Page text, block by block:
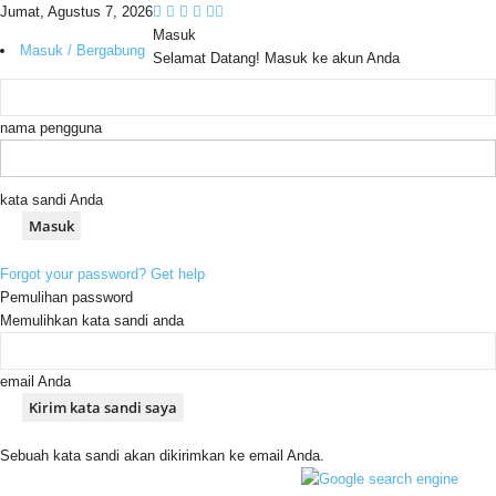
Jumat, Agustus 7, 2026
Masuk / Bergabung
Masuk
Selamat Datang! Masuk ke akun Anda
nama pengguna
kata sandi Anda
Forgot your password? Get help
Pemulihan password
Memulihkan kata sandi anda
email Anda
Sebuah kata sandi akan dikirimkan ke email Anda.